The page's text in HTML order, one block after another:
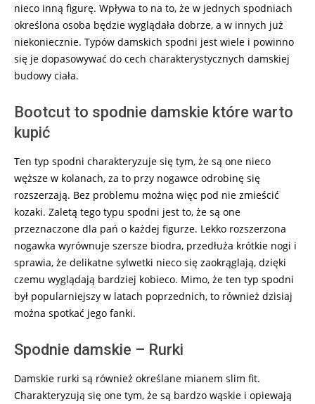
nieco inną figurę. Wpływa to na to, że w jednych spodniach
określona osoba będzie wyglądała dobrze, a w innych już
niekoniecznie. Typów damskich spodni jest wiele i powinno
się je dopasowywać do cech charakterystycznych damskiej
budowy ciała.
Bootcut to spodnie damskie które warto
kupić
Ten typ spodni charakteryzuje się tym, że są one nieco
węższe w kolanach, za to przy nogawce odrobinę się
rozszerzają. Bez problemu można więc pod nie zmieścić
kozaki. Zaletą tego typu spodni jest to, że są one
przeznaczone dla pań o każdej figurze. Lekko rozszerzona
nogawka wyrównuje szersze biodra, przedłuża krótkie nogi i
sprawia, że delikatne sylwetki nieco się zaokrąglają, dzięki
czemu wyglądają bardziej kobieco. Mimo, że ten typ spodni
był popularniejszy w latach poprzednich, to również dzisiaj
można spotkać jego fanki.
Spodnie damskie – Rurki
Damskie rurki są również określane mianem slim fit.
Charakteryzują się one tym, że są bardzo wąskie i opiewają